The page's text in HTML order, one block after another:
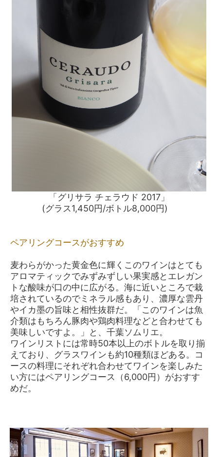
「グリサラ チェラウド 2017」
(グラス1,450円/ボトル8,000円)
ペアリングコースがおすすめ
麦わらがかった黄金色に輝くこのワインはとても
アロマティックでみずみずしい果実感とエレガン
トな酸味が口の中に広がる。海に近いところで栽
培されているのでミネラル感もあり、濃厚な雲丹
やイカ墨の旨味と相性抜群だ。「このワインは魚
介類はもちろん豚肉や鶏肉料理などと合わせても
美味しいですよ。」と、千葉ソムリエ。
ワインリストには常時50本以上のボトルを取り揃
えており、グラスワインも約10種類ほどある。コ
ースの料理にそれぞれ合わせてワインを楽しみた
い方にはペアリングコース（6,000円）がおすす
めだ。